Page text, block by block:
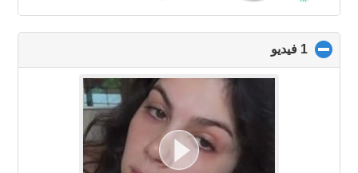
1 فيديو
to
collapse